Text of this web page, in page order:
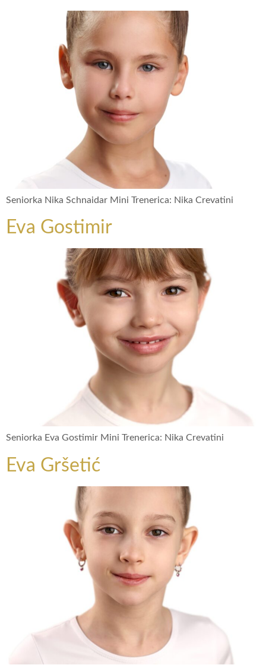
Seniorka Nika Schnaidar Mini Trenerica: Nika Crevatini
Eva Gostimir
Seniorka Eva Gostimir Mini Trenerica: Nika Crevatini
Eva Gršetić